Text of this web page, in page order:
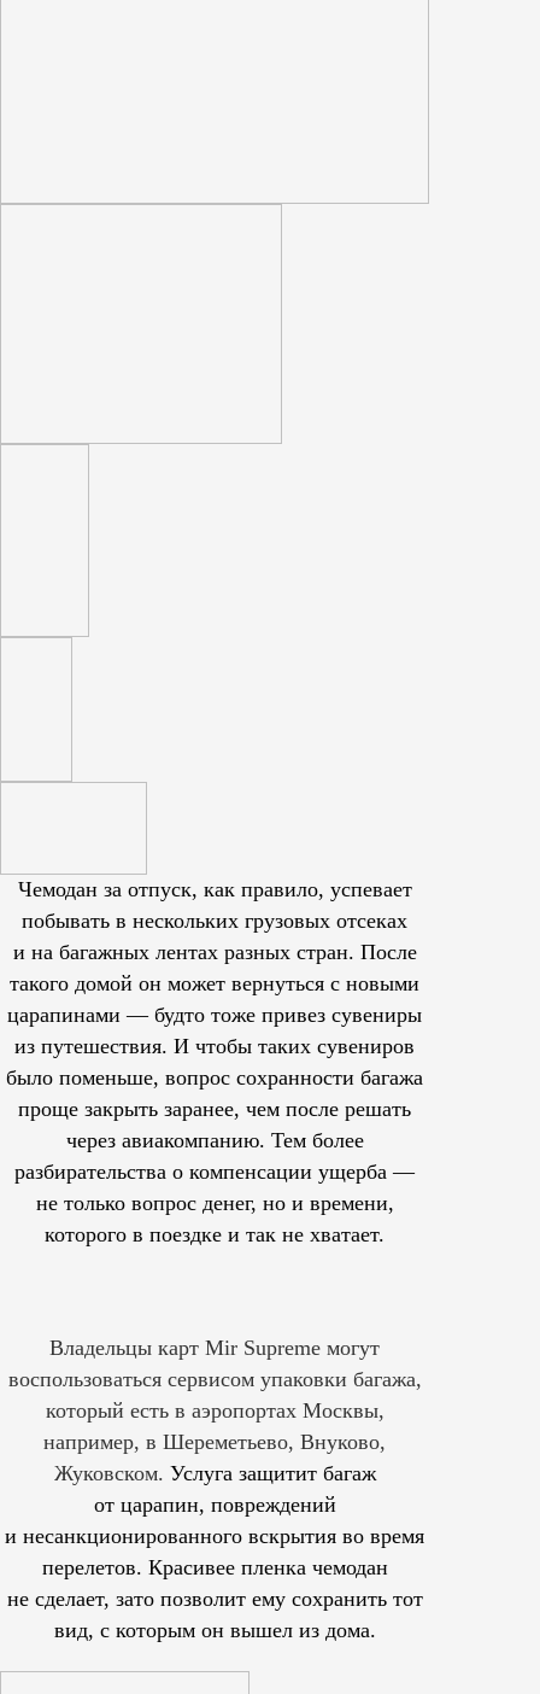
Чемодан за отпуск, как правило, успевает
побывать в нескольких грузовых отсеках
и на багажных лентах разных стран. После
такого домой он может вернуться с новыми
царапинами — будто тоже привез сувениры
из путешествия. И чтобы таких сувениров
было поменьше, вопрос сохранности багажа
проще закрыть заранее, чем после решать
через авиакомпанию. Тем более
разбирательства о компенсации ущерба —
не только вопрос денег, но и времени,
которого в поездке и так не хватает.
Владельцы карт Mir Supreme могут
воспользоваться сервисом упаковки багажа,
который есть в аэропортах Москвы,
например, в Шереметьево, Внуково,
Жуковском. Услуга защитит багаж
от царапин, повреждений
и несанкционированного вскрытия во время
перелетов. Красивее пленка чемодан
не сделает, зато позволит ему сохранить тот
вид, с которым он вышел из дома.